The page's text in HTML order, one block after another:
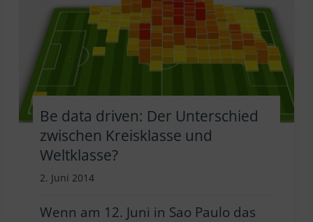
Be data driven: Der Unterschied
zwischen Kreisklasse und
Weltklasse?
2. Juni 2014
Wenn am 12. Juni in Sao Paulo das